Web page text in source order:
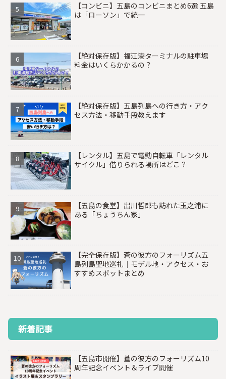
【コンビニ】五島のコンビニまとめ6選 五島
は「ローソン」で統一
【絶対保存版】福江港ターミナルの駐車場
料金はいくらかかるの？
【絶対保存版】五島列島への行き方・アク
セス方法・移動手段教えます
【レンタル】五島で電動自転車「レンタル
サイクル」借りられる場所はどこ？
【五島の食堂】出川哲郎も訪れた玉之浦に
ある「ちょうちん家」
【完全保存版】蒼の彼方のフォーリズム五
島列島聖地巡礼｜モデル地・アクセス・お
すすめスポットまとめ
新着記事
【五島市開催】蒼の彼方のフォーリズム10
周年記念イベント＆ライブ開催